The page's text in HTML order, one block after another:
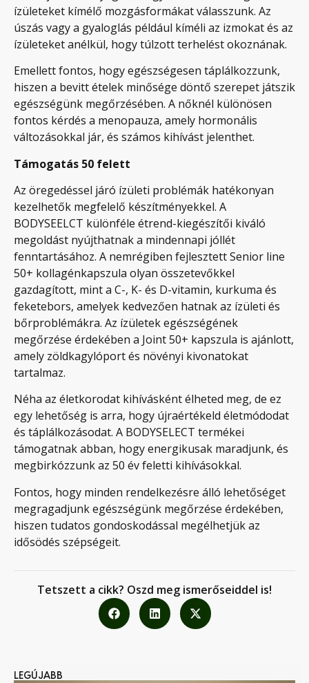
ízületeket kímélő mozgásformákat válasszunk. Az
úszás vagy a gyaloglás például kíméli az izmokat és az
ízületeket anélkül, hogy túlzott terhelést okoznának.
Emellett fontos, hogy egészségesen táplálkozzunk,
hiszen a bevitt ételek minősége döntő szerepet játszik
egészségünk megőrzésében. A nőknél különösen
fontos kérdés a menopauza, amely hormonális
változásokkal jár, és számos kihívást jelenthet.
Támogatás 50 felett
Az öregedéssel járó ízületi problémák hatékonyan
kezelhetők megfelelő készítményekkel. A
BODYSEELCT különféle étrend-kiegészítői kiváló
megoldást nyújthatnak a mindennapi jóllét
fenntartásához. A nemrégiben fejlesztett Senior line
50+ kollagénkapszula olyan összetevőkkel
gazdagított, mint a C-, K- és D-vitamin, kurkuma és
feketebors, amelyek kedvezően hatnak az ízületi és
bőrproblémákra. Az ízületek egészségének
megőrzése érdekében a Joint 50+ kapszula is ajánlott,
amely zöldkagylóport és növényi kivonatokat
tartalmaz.
Néha az életkorodat kihívásként élheted meg, de ez
egy lehetőség is arra, hogy újraértékeld életmódodat
és táplálkozásodat. A BODYSELECT termékei
támogatnak abban, hogy energikusak maradjunk, és
megbirkózzunk az 50 év feletti kihívásokkal.
Fontos, hogy minden rendelkezésre álló lehetőséget
megragadjunk egészségünk megőrzése érdekében,
hiszen tudatos gondoskodással megélhetjük az
idősödés szépségeit.
Tetszett a cikk? Oszd meg ismerőseiddel is!
LEGÚJABB